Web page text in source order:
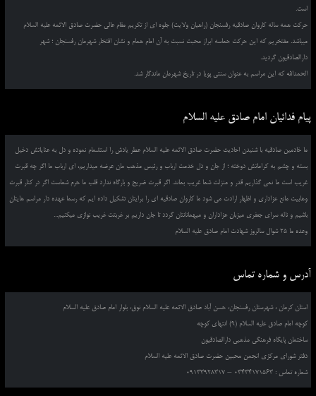
است.
حرکت همه ساله کاروان صادقیه رفسنجان (راهیان ولایت) جلوه ای از تکریم مقام عالی حضرت صادق الائمه علیه السلام
میباشد. مفتخریم که این حرکت حماسه ابراز محبت نسبت به آن امام همام و نشان افتخار شهرمان رفسنجان ؛ شهر
دارالصادقیون گردید.
الحمدالله که این مراسم به عنوان سنتی پویا در تاریخ شهرمان ماندگار شد.
پیام فدائیان امام صادق علیه السلام
ما خادمین صادقیه با شنیدن احادیث حضرت صادق الائمه علیه السلام عطر یادش را استشمام نموده و دل به عنایاتش دخیل
بسته و چشم به کراماتش دوخته ؛ از جان و دل خدمت ارباب و رئیس مذهب مان عرضه میداریم، ای ارباب ما اگر چه قبرت
غریب است ما نمی گذاریم قدر و منزلت شما غریب بماند. اگر قبرت ضریح و بارگاه ندارد قلب ما حرم شماست اگر در کنار قبرت
وهابیت مانع عزاداری و اظهار ارادت می شود ما کاروان صادقیه ای را برایتان تشکیل داده ایم که رسما عهده دار مراسم هایتان
باشیم و ناله سرای جعفری میزبان عزاداران و میهمانانتان گردد تا جان داریم بر غربتت غریب نوازی میکنیم...
وعده ما 25 شوال سالروز شهادت امام صادق علیه السلام
آدرس و شماره تماس
استان کرمان ، شهرستان رفسنجان، حسن آباد صادق الائمه علیه السلام نوق، بلوار امام صادق علیه السلام
کوچه امام صادق علیه السلام (9) انتهای کوچه
ساختمان پایگاه فرهنگی مذهبی دارالصادقیون
دفتر شورای مرکزی انجمن محبین حضرت صادق الائمه علیه السلام
شماره تماس : 03434171563 – 09133928317